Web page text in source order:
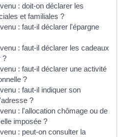
: doit-on déclarer les
et familiales ?
: faut-il déclarer l'épargne
: faut-il déclarer les cadeaux
?
: faut-il déclarer une activité
?
: faut-il indiquer son
?
: l'allocation chômage ou de
imposée ?
: peut-on consulter la